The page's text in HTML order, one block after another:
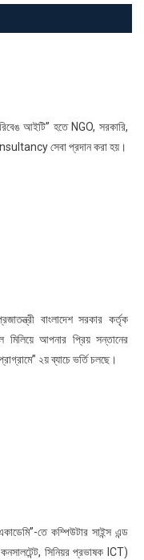
আইটি” হতে NGO, সরকারি,
সেবা প্রদান করা হয়।
বাংলাদেশ সরকার কর্তৃক
আপনার প্রিয় সন্তানের
২য় ব্যাচে ভর্তি চলছে।
তে কম্পিউটার সাইন্স এন্ড
সিনিয়র প্রভাষক ICT)